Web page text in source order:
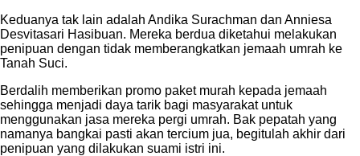
Keduanya tak lain adalah Andika Surachman dan Anniesa
Desvitasari Hasibuan. Mereka berdua diketahui melakukan
penipuan dengan tidak memberangkatkan jemaah umrah ke
Tanah Suci.
Berdalih memberikan promo paket murah kepada jemaah
sehingga menjadi daya tarik bagi masyarakat untuk
menggunakan jasa mereka pergi umrah. Bak pepatah yang
namanya bangkai pasti akan tercium jua, begitulah akhir dari
penipuan yang dilakukan suami istri ini.